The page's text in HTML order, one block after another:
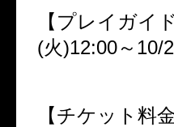
【プレイガイ
(火)12:00～ 10/
【チケット料金